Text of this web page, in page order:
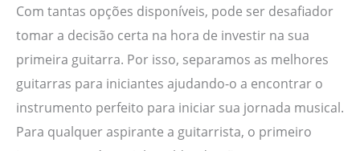
Com tantas opções disponíveis, pode ser desafiador
tomar a decisão certa na hora de investir na sua
primeira guitarra. Por isso, separamos as melhores
guitarras para iniciantes ajudando-o a encontrar o
instrumento perfeito para iniciar sua jornada musical.
Para qualquer aspirante a guitarrista, o primeiro